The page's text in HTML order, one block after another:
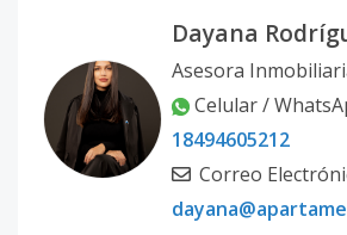
Dayana
Asesora
Celular /
18494605212
Correo